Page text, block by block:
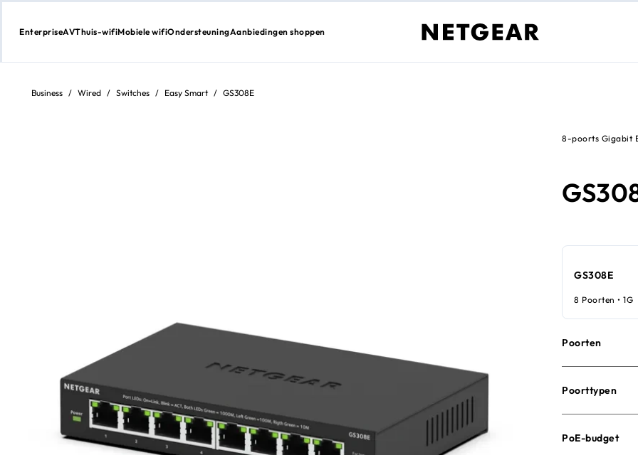
Direct
inhoud
EnterpriseAVThuis-wifiMobiele wifiOndersteuningAanbiedingen shoppen
Business / Wired / Switches / Easy Smart / GS308E
8-poorts Gigabit
GS308E
8 Poorten • 1G
Poorten
Poorttypen
PoE-budget